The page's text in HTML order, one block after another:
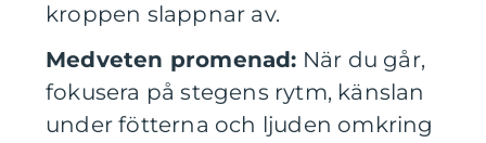
kroppen slappnar av.
Medveten promenad: När du går,
fokusera på stegens rytm, känslan
under fötterna och ljuden omkring